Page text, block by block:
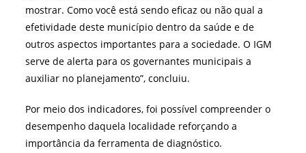
mostrar. Como você está sendo eficaz ou não qual a
efetividade deste município dentro da saúde e de
outros aspectos importantes para a sociedade. O IGM
serve de alerta para os governantes municipais a
auxiliar no planejamento”, concluiu.
Por meio dos indicadores, foi possível compreender o
desempenho daquela localidade reforçando a
importância da ferramenta de diagnóstico.